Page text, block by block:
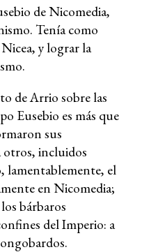
de Nicomedia,
Tenía como
y lograr la
de Arrio sobre las
Eusebio es más que
sus
otros, incluidos
lamentablemente, el
en Nicomedia;
bárbaros
del Imperio: a